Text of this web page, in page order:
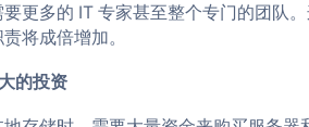
更多的 IT 专家甚至整个专门的团队
将成倍增加。
的投资